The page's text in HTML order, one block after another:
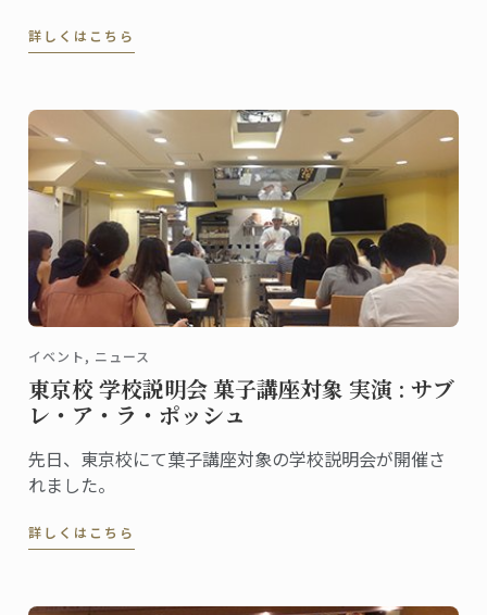
スタート。ニュースレターに登録し、最新の情報をお
詳しくはこちら
イベント, ニュース
東京校 学校説明会 菓子講座対象 実演 : サブ
レ・ア・ラ・ポッシュ
先日、東京校にて菓子講座対象の学校説明会が開催さ
れました。
詳しくはこちら